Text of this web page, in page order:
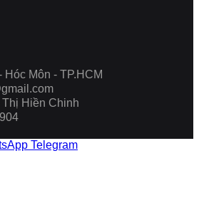
Môn - TP.HCM
Thị Hiền Chinh
Telegram